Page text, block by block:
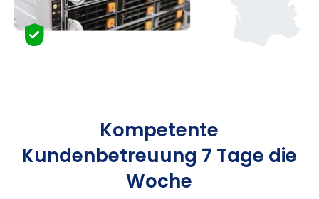
Kompetente
Kundenbetreuung 7 Tage die
Woche